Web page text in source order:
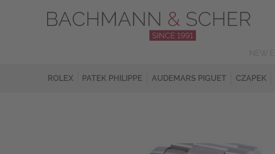
ROLEX PATEK PHILIPPE AUDEMARS PIGUET CZAPEK